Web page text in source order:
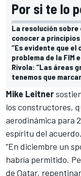
Por si te lo
La resolución
conocer a
“Es evidente que
problema de la FIM
Rivola: “Las áreas
tenemos que
Mike Leitner
los constructores,
aerodinámica para
espíritu del acuerdo.
“En diciembre un
habría permitido.
de Qatar,